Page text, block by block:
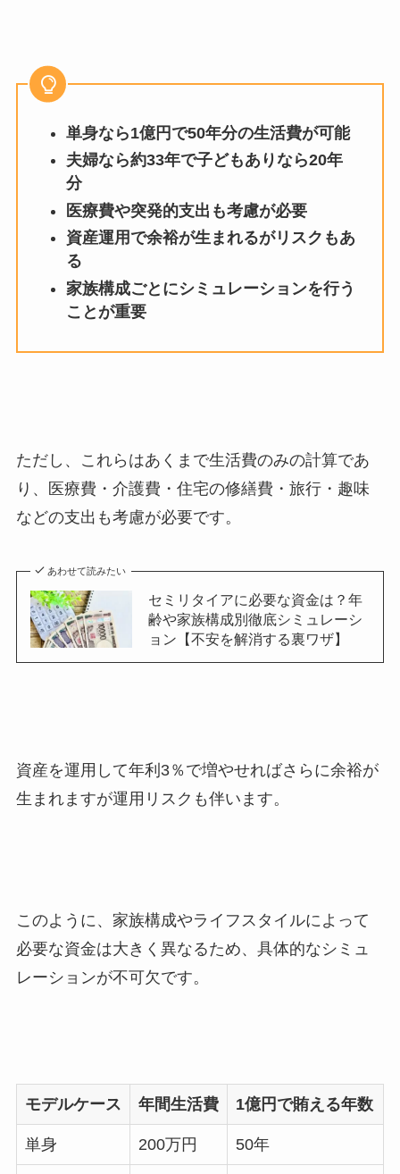
単身なら1億円で50年分の生活費が可能
夫婦なら約33年で子どもありなら20年
分
医療費や突発的支出も考慮が必要
資産運用で余裕が生まれるがリスクもあ
る
家族構成ごとにシミュレーションを行う
ことが重要
ただし、これらはあくまで生活費のみの計算であ
り、医療費・介護費・住宅の修繕費・旅行・趣味
などの支出も考慮が必要です。
あわせて読みたい
セミリタイアに必要な資金は？年
齢や家族構成別徹底シミュレーシ
ョン【不安を解消する裏ワザ】
資産を運用して年利3％で増やせればさらに余裕が
生まれますが運用リスクも伴います。
このように、家族構成やライフスタイルによって
必要な資金は大きく異なるため、具体的なシミュ
レーションが不可欠です。
モデルケース 年間生活費 1億円で賄える年数
単身 200万円 50年